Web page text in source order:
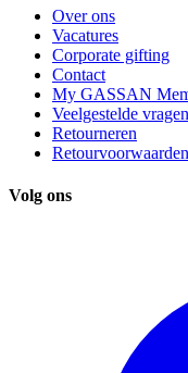
Over ons
Vacatures
Corporate gifting
Contact
My GASSAN
Veelgestelde vragen
Retourneren
Retourvoorwaarden
Volg ons